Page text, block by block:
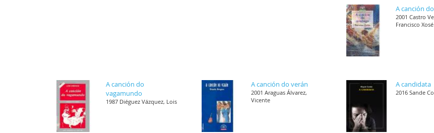
A canción
2001 Castro
Francisco Xosé
A canción do
vagamundo
1987 Diéguez Vázquez, Lois
A canción do verán
2001 Araguas Álvarez,
Vicente
A candidata
2016 Sande